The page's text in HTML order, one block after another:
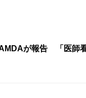
が報告 「医師